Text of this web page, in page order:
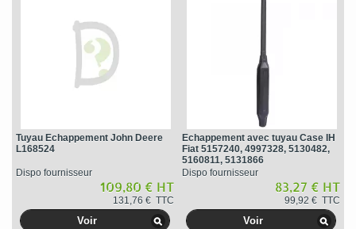
Tuyau Echappement John Deere
L168524
Dispo fournisseur
109,80 € HT
131,76 € TTC
Voir
Echappement avec tuyau Case IH
Fiat 5157240, 4997328, 5130482,
5160811, 5131866
Dispo fournisseur
83,27 € HT
99,92 € TTC
Voir